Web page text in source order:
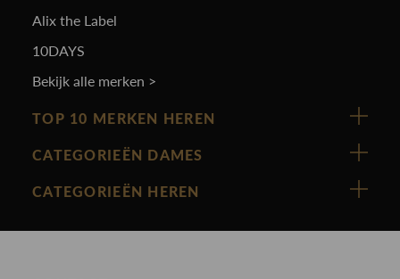
Alix the Label
10DAYS
Bekijk alle merken >
TOP 10 MERKEN HEREN
Vanguard
Cast Iron
CATEGORIEËN DAMES
Nieuw binnen
CATEGORIEËN HEREN